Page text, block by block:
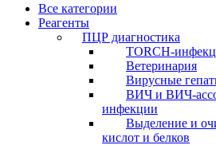
Все категории
Реагенты
ПЦР диагностика
TORCH-
Ветеринария
Вирусные
ВИЧ и ВИЧ-
инфекции
Выделение и
кислот и белков